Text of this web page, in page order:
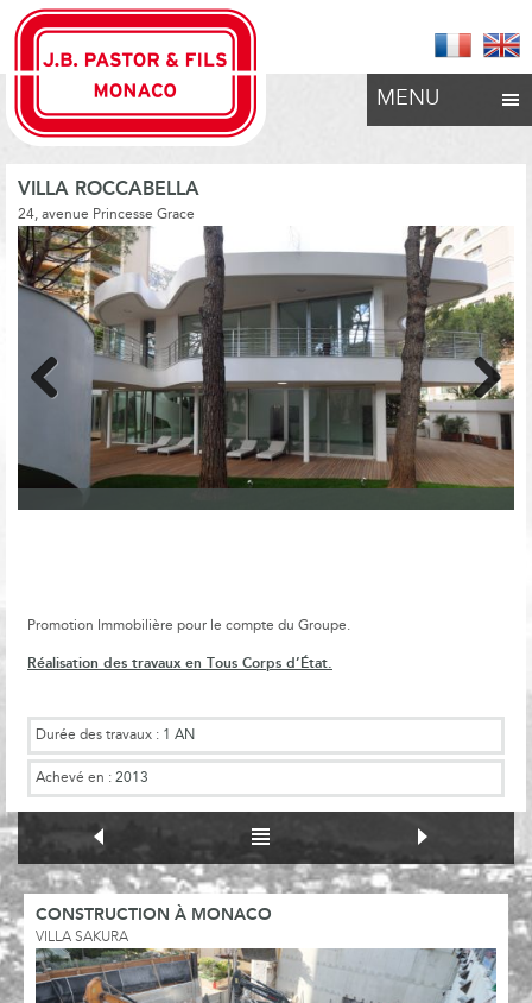
MENU
VILLA ROCCABELLA
24, avenue Princesse Grace
Previous Next
Promotion Immobilière pour le compte du Groupe.
Réalisation des travaux en Tous Corps d’État.
Durée des travaux : 1 AN
Achevé en : 2013
CONSTRUCTION À MONACO
VILLA SAKURA